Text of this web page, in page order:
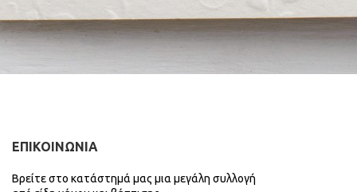
ΕΠΙΚΟΙΝΩΝΙΑ
Βρείτε στο κατάστημά μας μια μεγάλη συλλογή